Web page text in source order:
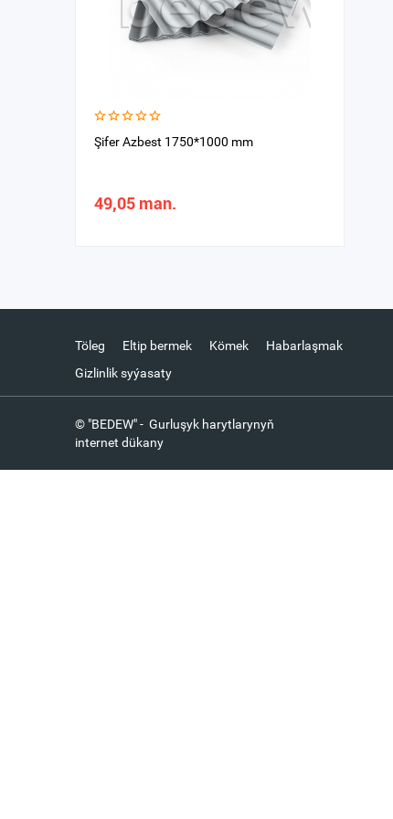
Şifer Azbest 1750*1000 mm
49,05 man.
Töleg Eltip bermek Kömek
Habarlaşmak
Gizlinlik syýasaty
© "BEDEW" - Gurluşyk harytlarynyň
internet dükany